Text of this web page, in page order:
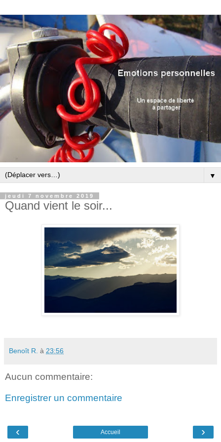
▼
jeudi 7 novembre 2019
Quand vient le soir...
Benoît R. à 23:56
Aucun commentaire:
Enregistrer un commentaire
‹ ›
Accueil